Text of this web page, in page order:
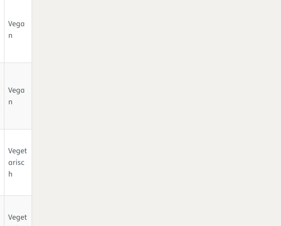
Vega
n
Vega
n
Veget
arisc
h
Veget